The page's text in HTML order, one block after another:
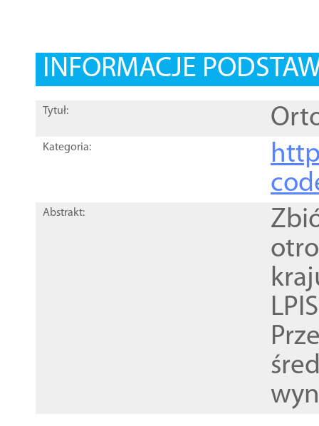
INFORMACJE
Tytuł:
Kategoria:
Abstrakt: